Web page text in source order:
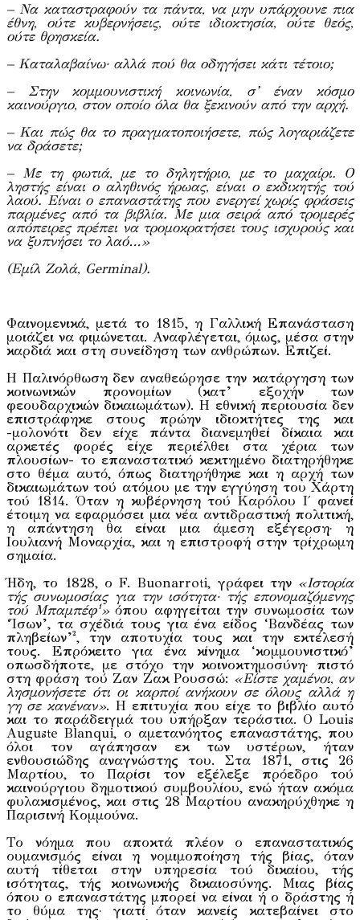
– Να καταστραφούν τα πάντα, να μην υπάρχουνε πια
έθνη, ούτε κυβερνήσεις, ούτε ιδιοκτησία, ούτε θεός,
ούτε θρησκεία.
– Καταλαβαίνω· αλλά πού θα οδηγήσει κάτι τέτοιο;
– Στην κομμουνιστική κοινωνία, σ’ έναν κόσμο
καινούργιο, στον οποίο όλα θα ξεκινούν από την αρχή.
– Και πώς θα το πραγματοποιήσετε, πώς λογαριάζετε
να δράσετε;
– Με τη φωτιά, με το δηλητήριο, με το μαχαίρι. Ο
ληστής είναι ο αληθινός ήρωας, είναι ο εκδικητής τού
λαού. Είναι ο επαναστάτης που ενεργεί χωρίς φράσεις
παρμένες από τα βιβλία. Με μια σειρά από τρομερές
απόπειρες πρέπει να τρομοκρατήσει τους ισχυρούς και
να ξυπνήσει το λαό…»
(Εμίλ Ζολά, Germinal).
Φαινομενικά, μετά το 1815, η Γαλλική Επανάσταση
μοιάζει να φιμώνεται. Αναφλέγεται, όμως, μέσα στην
καρδιά και στη συνείδηση των ανθρώπων. Επιζεί.
Η Παλινόρθωση δεν αναθεώρησε την κατάργηση των
κοινωνικών προνομίων (κατ’ εξοχήν των
φεουδαρχικών δικαιωμάτων). Η εθνική περιουσία δεν
επιστράφηκε στους πρώην ιδιοκτήτες της και
-μολονότι δεν είχε πάντα διανεμηθεί δίκαια και
αρκετές φορές είχε περιέλθει στα χέρια των
πλουσίων- το επαναστατικό κεκτημένο διατηρήθηκε
στο θέμα αυτό, όπως διατηρήθηκε και η αρχή των
δικαιωμάτων τού ατόμου με την εγγύηση του Χάρτη
τού 1814. Όταν η κυβέρνηση τού Καρόλου Ι΄ φανεί
έτοιμη να εφαρμόσει μια νέα αντιδραστική πολιτική,
η απάντηση θα είναι μια άμεση εξέγερση· η
Ιουλιανή Μοναρχία, και η επιστροφή στην τρίχρωμη
σημαία.
Ήδη, το 1828, ο F. Buonarroti, γράφει την «Ιστορία
τής συνωμοσίας για την ισότητα· τής επονομαζόμενης
τού Μπαμπέφ¹»όπου αφηγείται την συνωμοσία των
‘Ίσων’, τα σχέδιά τους για ένα είδος ‘Βανδέας των
πληβείων’², την αποτυχία τους και την εκτέλεσή
τους. Επρόκειτο για ένα κίνημα ‘κομμουνιστικό’
οπωσδήποτε, με στόχο την κοινοκτημοσύνη· πιστό
στη φράση τού Ζαν Ζακ Ρουσσώ: «Είστε χαμένοι, αν
λησμονήσετε ότι οι καρποί ανήκουν σε όλους αλλά η
γη σε κανέναν». Η επιτυχία που είχε το βιβλίο αυτό
και το παράδειγμά του υπήρξαν τεράστια. Ο Louis
Auguste Blanqui, ο αμετανόητος επαναστάτης, που
όλοι τον αγάπησαν εκ των υστέρων, ήταν
ενθουσιώδης αναγνώστης του. Στα 1871, στις 26
Μαρτίου, το Παρίσι τον εξέλεξε πρόεδρο τού
καινούργιου δημοτικού συμβουλίου, ενώ ήταν ακόμα
φυλακισμένος, και στις 28 Μαρτίου ανακηρύχθηκε η
Παρισινή Κομμούνα.
Το νόημα που αποκτά πλέον ο επαναστατικός
ουμανισμός είναι η νομιμοποίηση τής βίας, όταν
αυτή τίθεται στην υπηρεσία τού δικαίου, τής
ισότητας, τής κοινωνικής δικαιοσύνης. Μιας βίας
όπου ο επαναστάτης μπορεί να είναι ή ο δράστης ή
το θύμα της· γιατί όταν κανείς κατεβαίνει στο